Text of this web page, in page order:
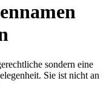
sondern eine
Sie ist nicht an